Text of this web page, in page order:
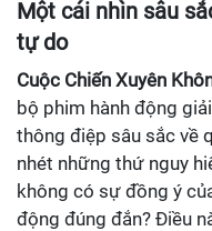
Một cái nhìn sâu
tự do
Cuộc Chiến Xuyên
bộ phim hành động
thông điệp sâu sắc về
nhét những thứ nguy
không có sự đồng ý
động đúng đắn? Điều